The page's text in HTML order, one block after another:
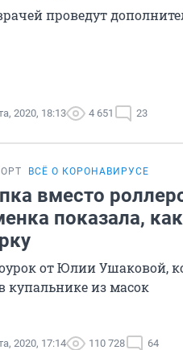
проведут
2020, 18:13 4 651 23
ВСЁ О КОРОНАВИРУСЕ
вместо
показала,
от Юлии Ушаковой,
купальнике из масок
2020, 17:14 110 728 64